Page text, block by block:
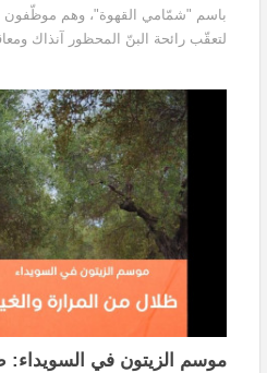
باسم "شمّامي القهوة"، وهم موظّفون
لتعقّب رائحة البنّ المحظور آنذاك
موسم الزيتون في السويداء: